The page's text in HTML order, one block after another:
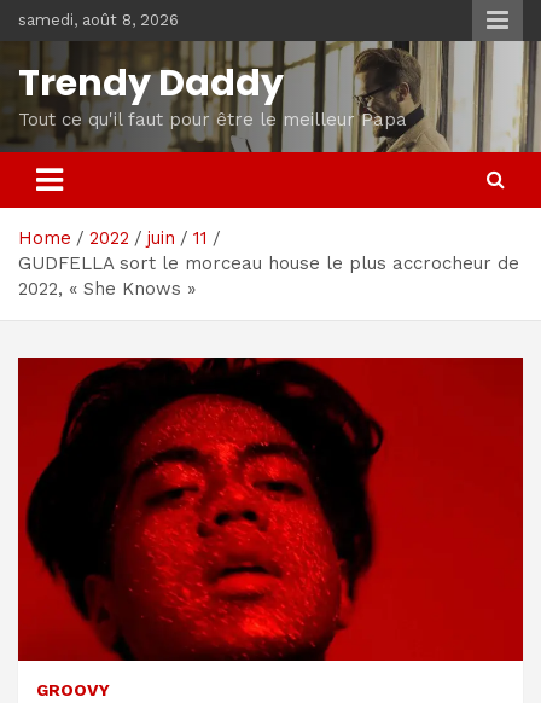
to
content
samedi, août 8, 2026
Trendy Daddy
Tout ce qu'il faut pour être le meilleur Papa
Home 2022 juin
11
GUDFELLA sort le morceau house le plus accrocheur de
2022, « She Knows »
GROOVY